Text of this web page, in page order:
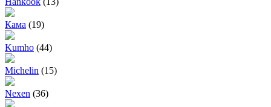
Кама (19)
Kumho (44)
Michelin (15)
Nexen (36)